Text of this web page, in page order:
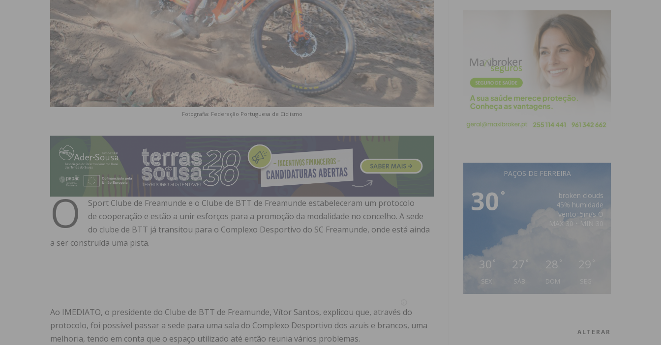
Fotografia: Federação Portuguesa de Ciclismo
O
Sport Clube de Freamunde e o Clube de BTT de Freamunde estabeleceram um protocolo
de cooperação e estão a unir esforços para a promoção da modalidade no concelho. A sede
do clube de BTT já transitou para o Complexo Desportivo do SC Freamunde, onde está ainda
a ser construída uma pista.
Ao IMEDIATO, o presidente do Clube de BTT de Freamunde, Vítor Santos, explicou que, através do
protocolo, foi possível passar a sede para uma sala do Complexo Desportivo dos azuis e brancos, uma
melhoria, tendo em conta que o espaço utilizado até então reunia vários problemas.
PAÇOS DE FERREIRA
30 °
broken clouds
45% humidade
vento: 5m/s O
MAX 30 • MIN 30
30 °
SEX
27 °
SÁB
28 °
DOM
29 °
ALTERAR